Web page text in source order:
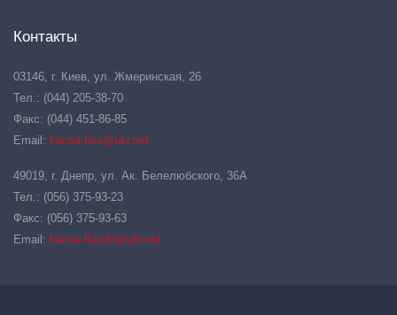
Контакты
03146, г. Киев, ул. Жмеринская, 26
Тел.: (044) 205-38-70
Факс: (044) 451-86-85
Email: hansa-flex@ukr.net
49019, г. Днепр, ул. Ак. Белелюбского, 36А
Тел.: (056) 375-93-23
Факс: (056) 375-93-63
Email: hansa-flexdn@ukr.net